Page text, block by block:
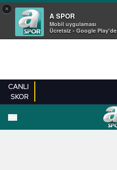
×
A SPOR
Mobil uygulaması
Ücretsiz - Google Play'de
CANLI
SKOR